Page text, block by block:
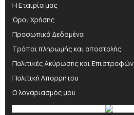
Η Εταιρία μας
Όροι Χρήσης
Προσωπικά Δεδομένα
Τρόποι πληρωμής και αποστολής
Πολιτικές Ακύρωσης και Επιστροφών
Πολιτική Απορρήτου
Ο λογαριασμός μου